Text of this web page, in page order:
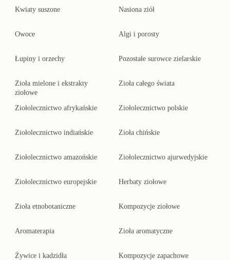
Kwiaty suszone Nasiona ziół
Owoce Algi i porosty
Łupiny i orzechy Pozostałe surowce zielarskie
Zioła mielone i ekstrakty
ziołowe
Zioła całego świata
Ziołolecznictwo afrykańskie Ziołolecznictwo polskie
Ziołolecznictwo indiańskie Zioła chińskie
Ziołolecznictwo amazońskie Ziołolecznictwo ajurwedyjskie
Ziołolecznictwo europejskie Herbaty ziołowe
Zioła etnobotaniczne Kompozycje ziołowe
Aromaterapia Zioła aromatyczne
Żywice i kadzidła Kompozycje zapachowe